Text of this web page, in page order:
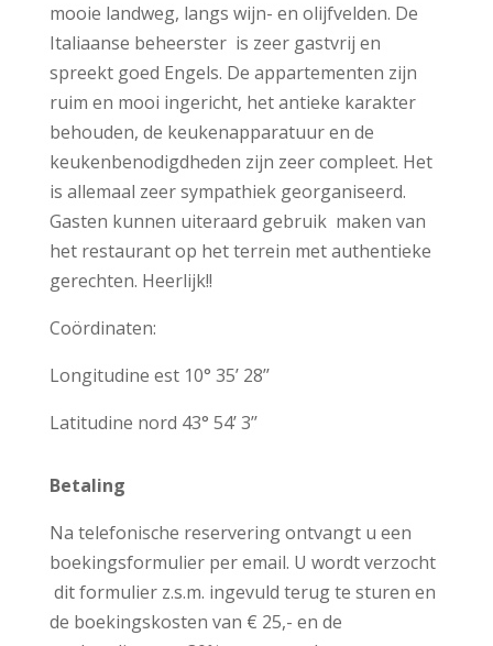
mooie landweg, langs wijn- en olijfvelden. De
Italiaanse beheerster is zeer gastvrij en
spreekt goed Engels. De appartementen zijn
ruim en mooi ingericht, het antieke karakter
behouden, de keukenapparatuur en de
keukenbenodigdheden zijn zeer compleet. Het
is allemaal zeer sympathiek georganiseerd.
Gasten kunnen uiteraard gebruik maken van
het restaurant op het terrein met authentieke
gerechten. Heerlijk!!
Coördinaten:
Longitudine est 10° 35’ 28’’
Latitudine nord 43° 54’ 3’’
Betaling
Na telefonische reservering ontvangt u een
boekingsformulier per email. U wordt verzocht
dit formulier z.s.m. ingevuld terug te sturen en
de boekingskosten van € 25,- en de